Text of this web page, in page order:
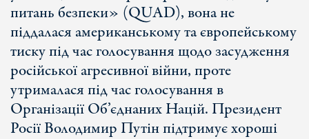
питань безпеки» (QUAD), вона не
піддалася американському та європейському
тиску під час голосування щодо засудження
російської агресивної війни, проте
утрималася під час голосування в
Організації Об’єднаних Націй. Президент
Росії Володимир Путін підтримує хороші